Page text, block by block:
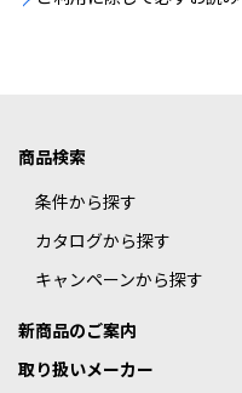
商品検索
条件から探す
カタログから探す
キャンペーンから探す
新商品のご案内
取り扱いメーカー